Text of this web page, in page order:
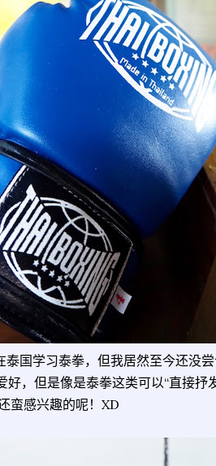
国学习泰拳，但我居然至今还没
，但是像是泰拳这类可以“直接抒
蛮感兴趣的呢！XD